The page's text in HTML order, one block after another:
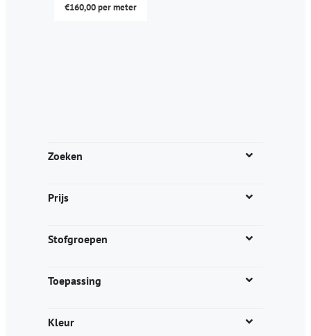
Zoeken
Prijs
Stofgroepen
Toepassing
Kleur
€160,00per meter
kan
op
productpagina